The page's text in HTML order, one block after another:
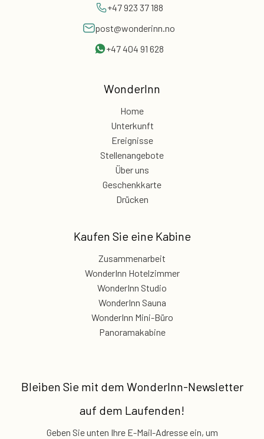
+47 923 37 188
post@wonderinn.no
+47 404 91 628
WonderInn
Home
Unterkunft
Ereignisse
Stellenangebote
Über uns
Geschenkkarte
Drücken
Kaufen Sie eine Kabine
Zusammenarbeit
WonderInn Hotelzimmer
WonderInn Studio
WonderInn Sauna
WonderInn Mini-Büro
Panoramakabine
Bleiben Sie mit dem WonderInn-Newsletter
auf dem Laufenden!
Geben Sie unten Ihre E-Mail-Adresse ein, um